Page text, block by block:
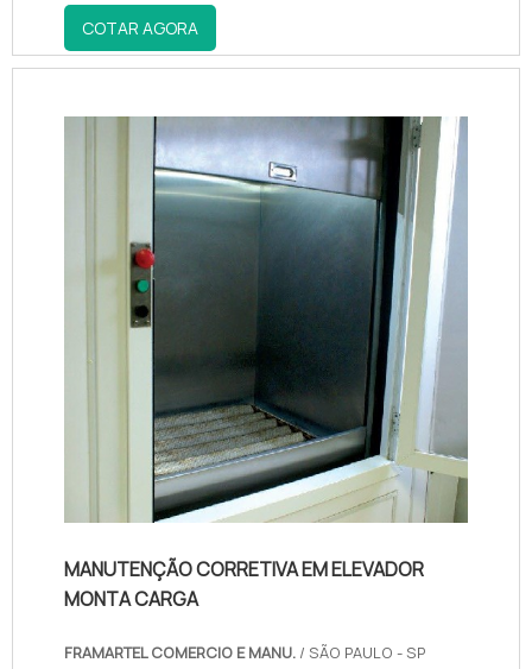
comerciais ou residenciais, por exemplo:
Shoppings centers; Empresas; Fábricas;
Supermercados; Centros empresariais.Os
alguns casos, durante 24 horas. Desse
modo, é comum que falhas e erros venham
a acontecer no equipamento, oca...
COTAR AGORA
MANUTENÇÃO CORRETIVA EM ELEVADOR
MONTA CARGA
FRAMARTEL COMERCIO E MANU. / SÃO PAULO - SP